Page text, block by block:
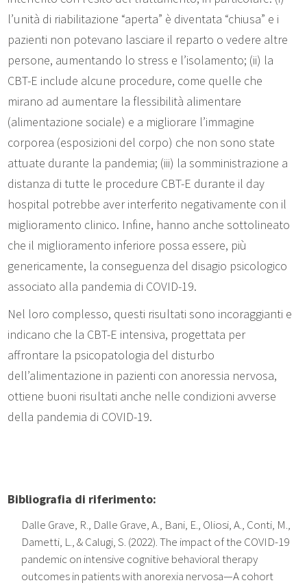
l’unità di riabilitazione “aperta” è diventata “chiusa” e i
pazienti non potevano lasciare il reparto o vedere altre
persone, aumentando lo stress e l’isolamento; (ii) la
CBT-E include alcune procedure, come quelle che
mirano ad aumentare la flessibilità alimentare
(alimentazione sociale) e a migliorare l’immagine
corporea (esposizioni del corpo) che non sono state
attuate durante la pandemia; (iii) la somministrazione a
distanza di tutte le procedure CBT-E durante il day
hospital potrebbe aver interferito negativamente con il
miglioramento clinico. Infine, hanno anche sottolineato
che il miglioramento inferiore possa essere, più
genericamente, la conseguenza del disagio psicologico
associato alla pandemia di COVID-19.
Nel loro complesso, questi risultati sono incoraggianti e
indicano che la CBT-E intensiva, progettata per
affrontare la psicopatologia del disturbo
dell’alimentazione in pazienti con anoressia nervosa,
ottiene buoni risultati anche nelle condizioni avverse
della pandemia di COVID-19.
Bibliografia di riferimento:
Dalle Grave, R., Dalle Grave, A., Bani, E., Oliosi, A., Conti, M.,
Dametti, L., & Calugi, S. (2022). The impact of the COVID-19
pandemic on intensive cognitive behavioral therapy
outcomes in patients with anorexia nervosa—A cohort